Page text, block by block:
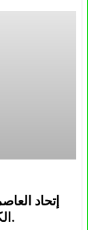
إتحاد
الكونفيدرالية الإفريقية الموسم القادم.